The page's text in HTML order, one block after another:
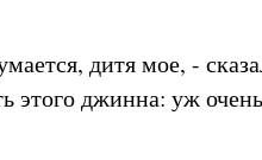
дитя мое, -
этого джинна: уж